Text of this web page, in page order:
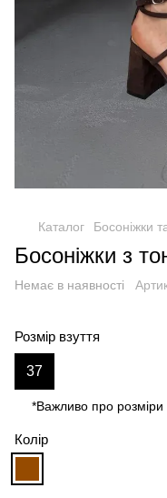
Каталог Босоніжки
Босоніжки з
Немає в наявності
Розмір взуття
37
*Важливо про розміри
Колір